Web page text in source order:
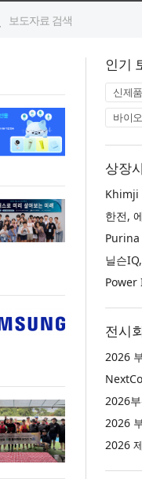
인기
신제
바이
상장
전시
2026
2026
2026
2026